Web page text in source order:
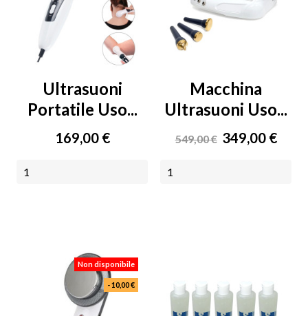
Ultrasuoni
Portatile Uso...
Prezzo
169,00 €
Macchina
Ultrasuoni Uso...
Prezzo
549,00 € Prezzo
349,00 €
Non disponibile
- 10,00 €